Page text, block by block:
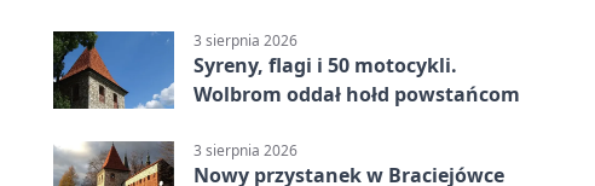
3 sierpnia 2026
Syreny, flagi i 50 motocykli.
Wolbrom oddał hołd powstańcom
3 sierpnia 2026
Nowy przystanek w Braciejówce